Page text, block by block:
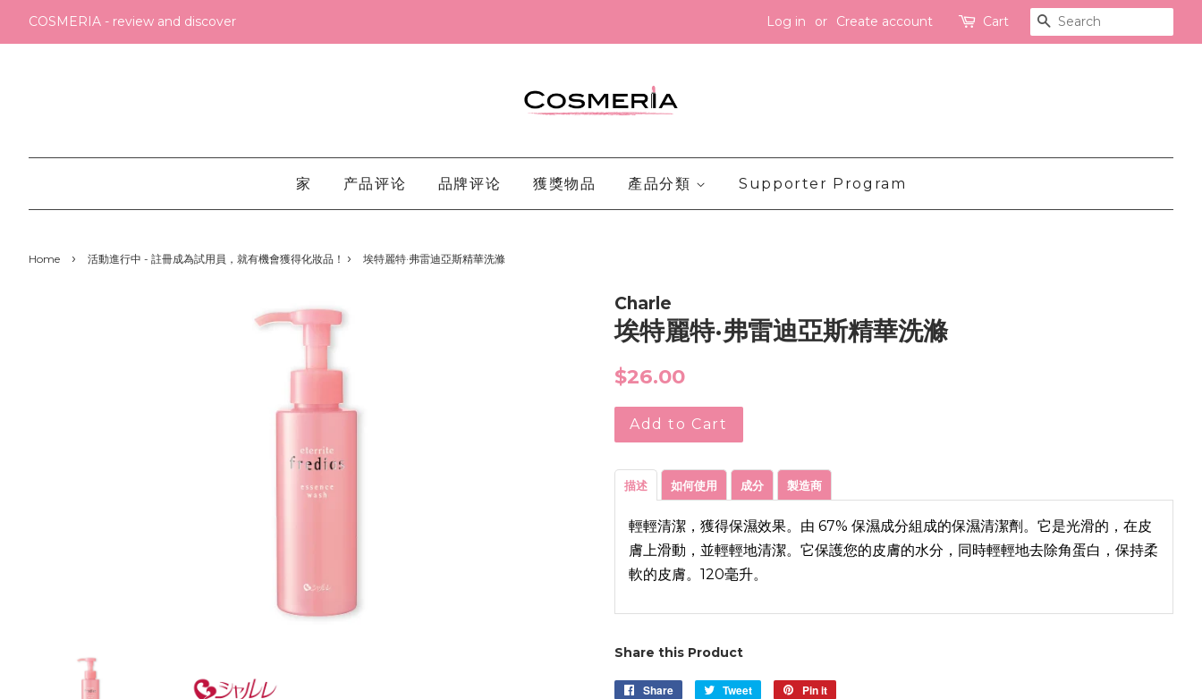
COSMERIA - review and discover Log in or Create account Cart Search
家 产品评论 品牌评论 獲獎物品 產品分類 Supporter Program
Home › 活動進行中 - 註冊成為試用員，就有機會獲得化妝品！ › 埃特麗特·弗雷迪亞斯精華洗滌
Charle
埃特麗特·弗雷迪亞斯精華洗滌
Regular
$26.00
Add to Cart
描述 如何使用 成分 製造商
輕輕清潔，獲得保濕效果。由 67% 保濕成分組成的保濕清潔劑。它是光滑的，在皮
膚上滑動，並輕輕地清潔。它保護您的皮膚的水分，同時輕輕地去除角蛋白，保持柔
軟的皮膚。120毫升。
Share this Product
Share
Share
Tweet
Tweet
Pin it